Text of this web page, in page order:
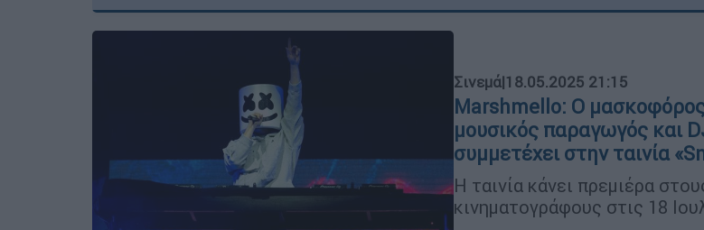
Σινεμά|18.05.2025 21:15
Marshmello: O
μουσικός παραγωγός και
συμμετέχει στην ταινία
Η ταινία κάνει πρεμιέρα
κινηματογράφους στις 18